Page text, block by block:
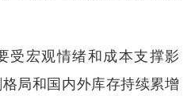
受宏观情绪和成本支撑影
局和国内外库存持续累增